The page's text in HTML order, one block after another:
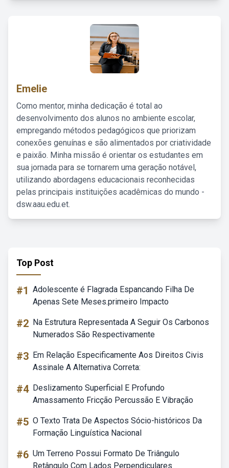
Emelie
Como mentor, minha dedicação é total ao
desenvolvimento dos alunos no ambiente escolar,
empregando métodos pedagógicos que priorizam
conexões genuínas e são alimentados por criatividade
e paixão. Minha missão é orientar os estudantes em
sua jornada para se tornarem uma geração notável,
utilizando abordagens educacionais reconhecidas
pelas principais instituições acadêmicas do mundo -
dsw.aau.edu.et.
Top Post
#1 Adolescente é Flagrada Espancando Filha De
Apenas Sete Meses.primeiro Impacto
#2 Na Estrutura Representada A Seguir Os Carbonos
Numerados São Respectivamente
#3 Em Relação Especificamente Aos Direitos Civis
Assinale A Alternativa Correta:
#4 Deslizamento Superficial E Profundo
Amassamento Fricção Percussão E Vibração
#5 O Texto Trata De Aspectos Sócio-históricos Da
Formação Linguística Nacional
#6 Um Terreno Possui Formato De Triângulo
Retângulo Com Lados Perpendiculares